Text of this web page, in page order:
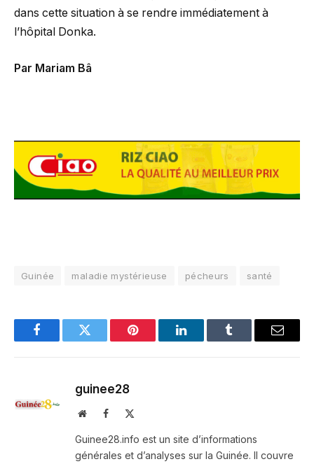
dans cette situation à se rendre immédiatement à
l’hôpital Donka.
Par Mariam Bâ
Guinée maladie mystérieuse pécheurs santé
FacebookTwitter Pinterest LinkedInTumblr Email
guinee28
WebsiteFacebook
Guinee28.info est un site d’informations
générales et d’analyses sur la Guinée. Il couvre